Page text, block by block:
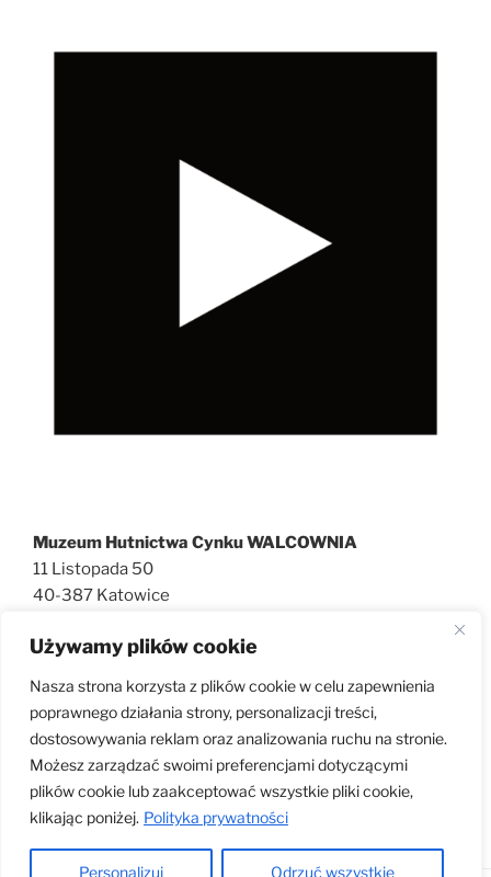
Używamy plików cookie
Nasza strona korzysta z plików cookie w celu zapewnienia
poprawnego działania strony, personalizacji treści,
dostosowywania reklam oraz analizowania ruchu na stronie.
Możesz zarządzać swoimi preferencjami dotyczącymi
plików cookie lub zaakceptować wszystkie pliki cookie,
klikając poniżej. Polityka prywatności
Personalizuj Odrzuć wszystkie
Muzeum Hutnictwa Cynku WALCOWNIA
11 Listopada 50
40-387 Katowice
walcownia@muzeatechniki.pl
KLAUZULA RODO